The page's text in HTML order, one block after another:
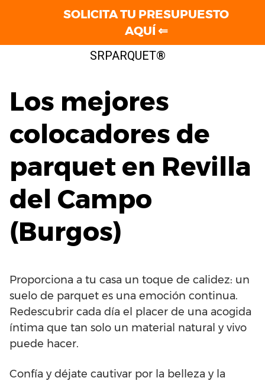
SRPARQUET®
Los mejores
colocadores de
parquet en Revilla
del Campo
(Burgos)
Proporciona a tu casa un toque de calidez: un
suelo de parquet es una emoción continua.
Redescubrir cada día el placer de una acogida
íntima que tan solo un material natural y vivo
puede hacer.
Confía y déjate cautivar por la belleza y la
SOLICITA TU PRESUPUESTO
AQUÍ ⇐